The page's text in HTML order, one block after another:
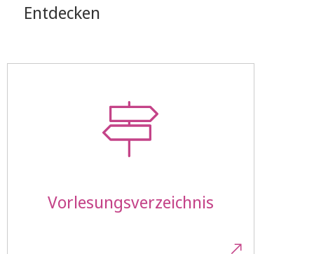
Entdecken
Vorlesungsverzeichnis